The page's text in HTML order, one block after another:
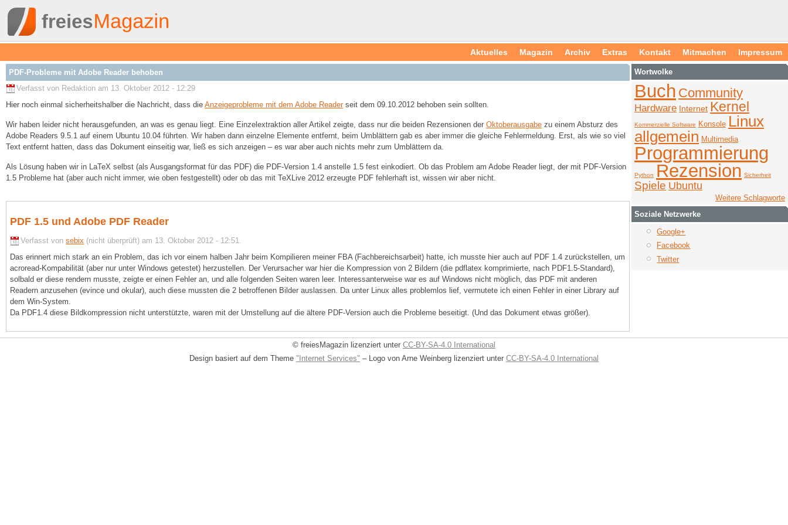
Aktuelles Magazin Archiv Extras Kontakt Mitmachen Impressum
PDF-Probleme mit Adobe Reader behoben
Verfasst von Redaktion am 13. Oktober 2012 - 12:29
Hier noch einmal sicherheitshalber die Nachricht, dass die Anzeigeprobleme mit dem Adobe Readerseit dem 09.10.2012 behoben sein sollten.
Wir haben leider nicht herausgefunden, an was es genau liegt. Eine Einzelextraktion aller Artikel zeigte, dass nur die beiden Rezensionen der Oktoberausgabe zu einem Absturz des
Adobe Readers 9.5.1 auf einem Ubuntu 10.04 führten. Wir haben dann einzelne Elemente entfernt, beim Umblättern gab es aber immer die gleiche Fehlermeldung. Erst, als wie so viel
Text entfernt hatten, dass das Dokument einseitig war, ließ es sich anzeigen – es war aber auch nichts mehr zum Umblättern da.
Als Lösung haben wir in LaTeX selbst (als Ausgangsformat für das PDF) die PDF-Version 1.4 anstelle 1.5 fest einkodiert. Ob das Problem am Adobe Reader liegt, der mit PDF-Version
1.5 Probleme hat (aber auch nicht immer, wie oben festgestellt) oder ob das mit TeXLive 2012 erzeugte PDF fehlerhaft ist, wissen wir aber nicht.
PDF 1.5 und Adobe PDF Reader
Verfasst vonsebix (nicht überprüft) am 13. Oktober 2012 - 12:51.
Das erinnert mich stark an ein Problem, das ich vor einem halben Jahr beim Kompilieren meiner FBA (Fachbereichsarbeit) hatte, ich musste hier auch auf PDF 1.4 zurückstellen, um
acroread-Kompabilität (aber nur unter Windows getestet) herzustellen. Der Verursacher war hier die Kompression von 2 Bildern (die pdflatex komprimierte, nach PDF1.5-Standard),
solbald er diese rendern musste, zeigte er einen Fehler an, und alle folgenden Seiten waren leer. Interessanterweise war es auf Windows nicht möglich, das PDF mit anderen
Readern anzusehen (evince und okular), auch diese mussten die 2 betroffenen Bilder auslassen. Da unter Linux alles problemlos lief, vermutete ich einen Fehler in einer Library auf
dem Win-System.
Da PDF1.4 diese Bildkompression nicht unterstützte, waren mit der Umstellung auf die ältere PDF-Version auch die Probleme beseitigt. (Und das Dokument etwas größer).
Wortwolke
Buch Community
Hardware Internet Kernel
Kommerzielle Software Konsole Linux
allgemein Multimedia
Programmierung
Python Rezension Sicherheit
Spiele Ubuntu
Weitere Schlagworte
Soziale Netzwerke
Google+
Facebook
Twitter
© freiesMagazin lizenziert unter CC-BY-SA-4.0 International
Design basiert auf dem Theme "Internet Services" – Logo von Arne Weinberg lizenziert unter CC-BY-SA-4.0 International